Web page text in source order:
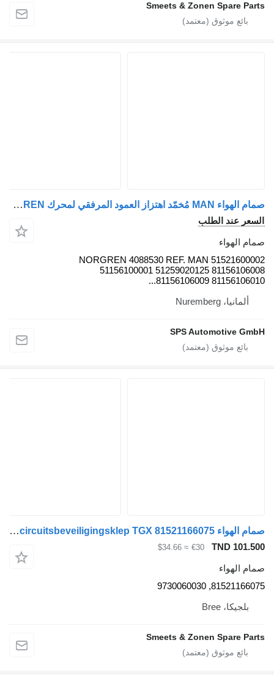
Smeets & Zonen Spare Parts
صمام الهواء MAN مُخمّد اهتزاز العمود المرفقي لمحرك MAN D2066 / D2676 NORGREN لـ الشاحنات MAN TGX
السعر عند الطلب
صمام الهواء
NORGREN 4088530 REF. MAN 51521600002
51156100001 51259020125 81156106008
81156106009 81156106010...
ألمانيا، Nuremberg
SPS Automotive GmbH
صمام الهواء MAN Occ viercircuitsbeveiligingsklep TGX 81521166075 لـ الشاحنات
TND 101.500
€30
≈ $34.66
صمام الهواء
81521166075, 9730060030
بلجيكا، Bree
Smeets & Zonen Spare Parts